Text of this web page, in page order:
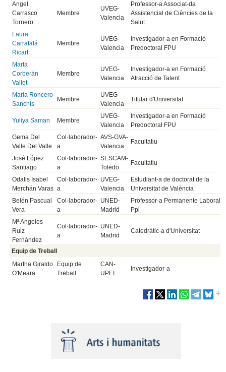
Angel
Carrasco
Tornero
Membre
UVEG-
Valencia
Professor-a Associat-da
Assistencial de Ciències de la
Salut
Laura
Carratalá
Ricart
Membre
UVEG-
Valencia
Investigador-a en Formació
Predoctoral FPU
Marta
Corberán
Vallet
Membre
UVEG-
Valencia
Investigador-a en Formació
Atracció de Talent
María Roncero
Sanchis
Membre
UVEG-
Valencia
Titular d'Universitat
Yuliya Saman Membre
UVEG-
Valencia
Investigador-a en Formació
Predoctoral FPU
Gema Del
Valle Del Valle
Col·laborador-
a
AVS-GVA-
Valencia
Facultatiu
José López
Santiago
Col·laborador-
a
SESCAM-
Toledo
Facultatiu
Odalis Isabel
Merchán Varas
Col·laborador-
a
UVEG-
Valencia
Estudiant-a de doctorat de la
Universitat de València
Belén Pascual
Vera
Col·laborador-
a
UNED-
Madrid
Professor-a Permanente Laboral
Ppl
Mª Angeles
Ruiz
Fernández
Col·laborador-
a
UNED-
Madrid
Catedràtic-a d'Universitat
Equip de Treball
Martha Giraldo
O'Meara
Equip de
Treball
CAN-
UPEI
Investigador-a